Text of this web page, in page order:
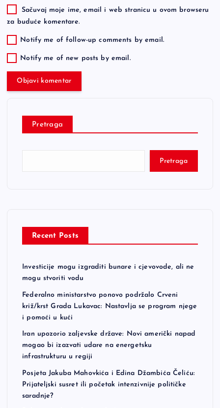
Sačuvaj moje ime, email i web stranicu u ovom browseru
za buduće komentare.
Notify me of follow-up comments by email.
Notify me of new posts by email.
Pretraga
Pretraga
Recent Posts
Investicije mogu izgraditi bunare i cjevovode, ali ne
mogu stvoriti vodu
Federalno ministarstvo ponovo podržalo Crveni
križ/krst Grada Lukavac: Nastavlja se program njege
i pomoći u kući
Iran upozorio zaljevske države: Novi američki napad
mogao bi izazvati udare na energetsku
infrastrukturu u regiji
Posjeta Jakuba Mahovkića i Edina Džambića Čeliću:
Prijateljski susret ili početak intenzivnije političke
saradnje?